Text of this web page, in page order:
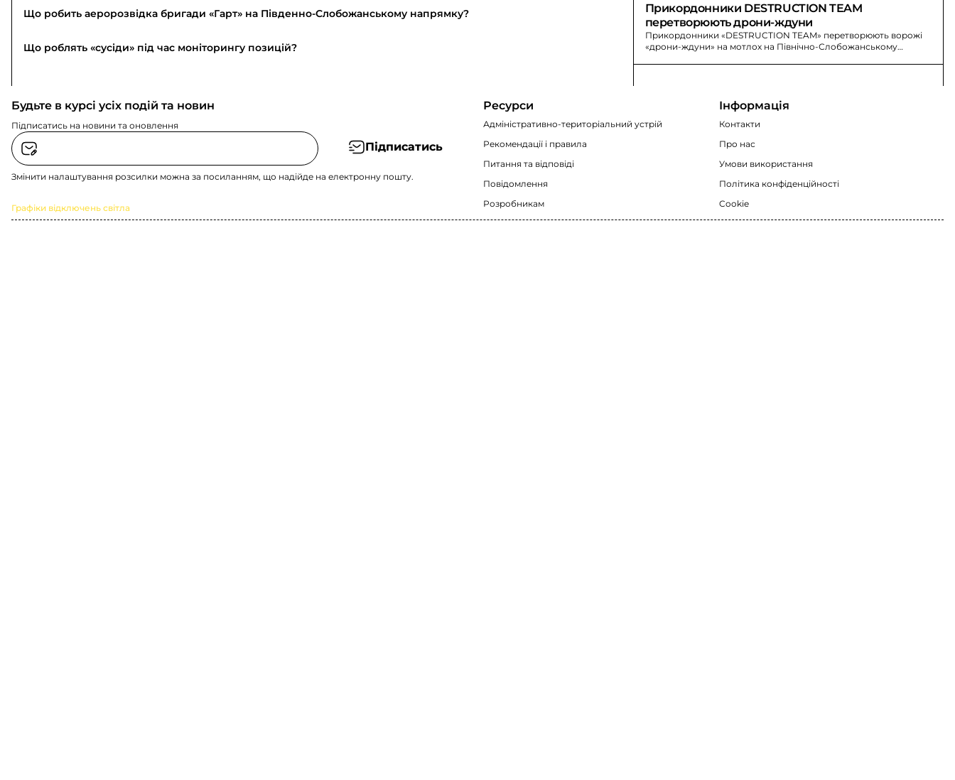
Що робить аеророзвідка бригади «Гарт» на Південно-Слобожанському напрямку?
Що роблять «сусіди» під час моніторингу позицій?
Прикордонники DESTRUCTION TEAM
перетворюють дрони-ждуни
Прикордонники «DESTRUCTION TEAM» перетворюють ворожі
«дрони-ждуни» на мотлох на Північно-Слобожанському
Будьте в курсі усіх подій та новин
Підписатись на новини та оновлення
Підписатись
Змінити налаштування розсилки можна за посиланням, що надійде на електронну пошту.
Графіки відключень світла
Ресурси
Адміністративно-територіальний устрій
Рекомендації i правила
Питання та відповіді
Повідомлення
Розробникам
Інформація
Контакти
Про нас
Умови використання
Політика конфіденційності
Cookie